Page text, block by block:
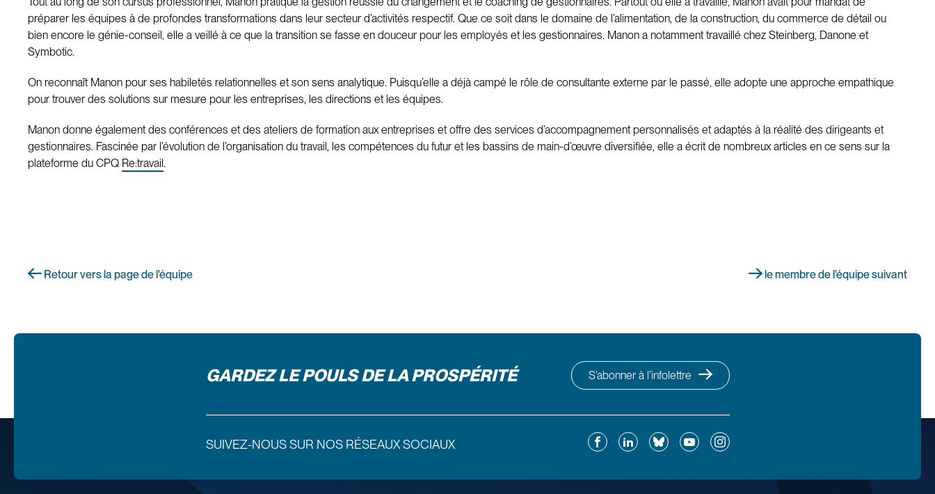
préparer les équipes à de profondes transformations dans leur secteur d’activités respectif. Que ce soit dans le domaine de l’alimentation, de la construction, du commerce de détail ou
bien encore le génie-conseil, elle a veillé à ce que la transition se fasse en douceur pour les employés et les gestionnaires. Manon a notamment travaillé chez Steinberg, Danone et
Symbotic.
On reconnaît Manon pour ses habiletés relationnelles et son sens analytique. Puisqu’elle a déjà campé le rôle de consultante externe par le passé, elle adopte une approche empathique
pour trouver des solutions sur mesure pour les entreprises, les directions et les équipes.
Manon donne également des conférences et des ateliers de formation aux entreprises et offre des services d’accompagnement personnalisés et adaptés à la réalité des dirigeants et
gestionnaires. Fascinée par l’évolution de l’organisation du travail, les compétences du futur et les bassins de main-d’œuvre diversifiée, elle a écrit de nombreux articles en ce sens sur la
plateforme du CPQ Re:travail.
Retour vers la page de l'équipe le membre de l'équipe suivant
GARDEZ LE POULS DE LA PROSPÉRITÉ S’abonner à l’infolettre
SUIVEZ-NOUS SUR NOS RÉSEAUX SOCIAUX FacebookLinkedInBlueskyYouTubeInstagram